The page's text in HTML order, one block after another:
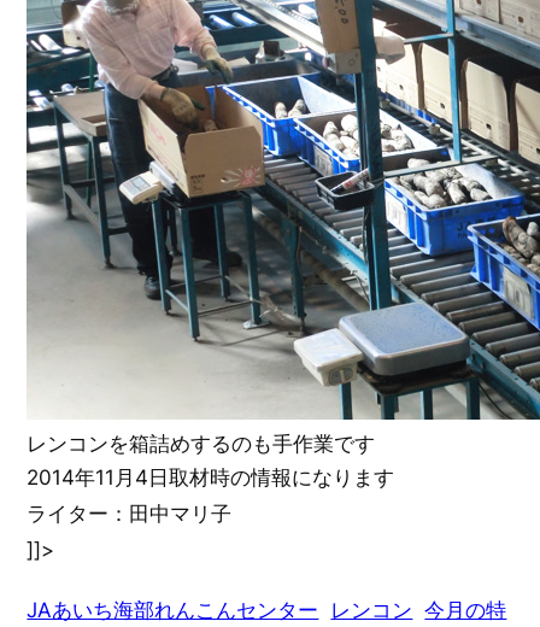
レンコンを箱詰めするのも手作業です
2014年11月4日取材時の情報になります
ライター：田中マリ子
]]>
JAあいち海部れんこんセンター レンコン 今月の特